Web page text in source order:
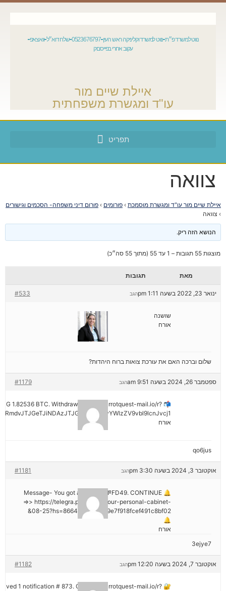
נווט למשרד פ״ת נווט למשרד וקליניקה ראש העין 0523676797 שלח דוא״ל וואצאפ
עקוב אחרי בפייסבוק
איילת שיים מור
עו"ד ומגשרת משפחתית
צוואה
איילת שיים מור עו"ד ומגשרת מוסמכת › פורומים › פורום דיני משפחה- הסכמים וגישורים
› צוואה
הנושא הזה ריק.
מוצגות 55 תגובות – 1 עד 55 (מתוך 55 סה״כ)
מאת תגובות
ינואר 23, 2022 בשעה 1:11 pm #533 הגב
שושנה
אורח
שלום וברכה האם את עורכת צואות ברוח היהדות?
ספטמבר 26, 2024 בשעה 9:51 am #1179 הגב
1.82536 BTC. Withdraw =>> out.carrotquest-mail.io/r?
אורח
qo6jus
אוקטובר 3, 2024 בשעה 3:30 pm #1181 הגב
🔔 Message- You got a transfer №FD49. CONTINUE
=>> https://telegra.ph/Go-to-your-personal-cabinet-
08-25?hs=8664c520642b9e7f918fcef491c8bf02&
🔔
אורח
3ejye7
אוקטובר 7, 2024 בשעה 12:20 pm #1182 הגב
1 notification # 873. Go > out.carrotquest-mail.io/r?